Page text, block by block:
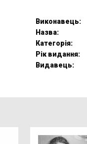
Виконавець:
Назва:
Категорія:
Рік видання:
Видавець: